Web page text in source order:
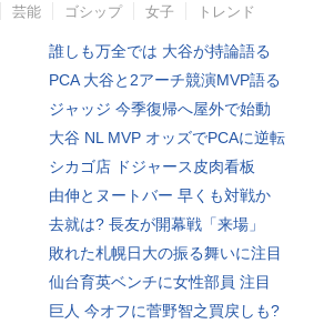
芸能 ゴシップ 女子 トレンド
誰しも万全では 大谷が持論語る
PCA 大谷と2アーチ競演MVP語る
ジャッジ 今季復帰へ屋外で始動
大谷 NL MVP オッズでPCAに逆転
シカゴ店 ドジャース皮肉看板
由伸とヌートバー 早くも対戦か
去就は? 長友が開幕戦「来場」
敗れた札幌日大の振る舞いに注目
仙台育英ベンチに女性部員 注目
巨人 今オフに菅野智之買戻しも?